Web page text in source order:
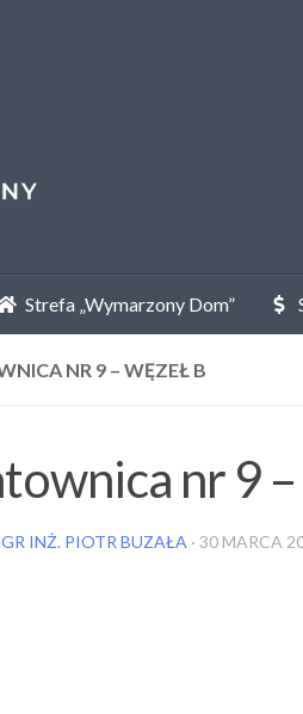
Strefa „Wymarzony Dom”
NR 9 – WĘZEŁ B
nr 9 –
INŻ. PIOTR BUZAŁA · 30 MARCA